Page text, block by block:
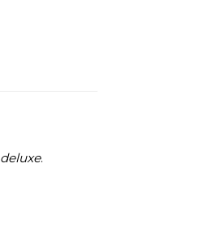
deluxe.